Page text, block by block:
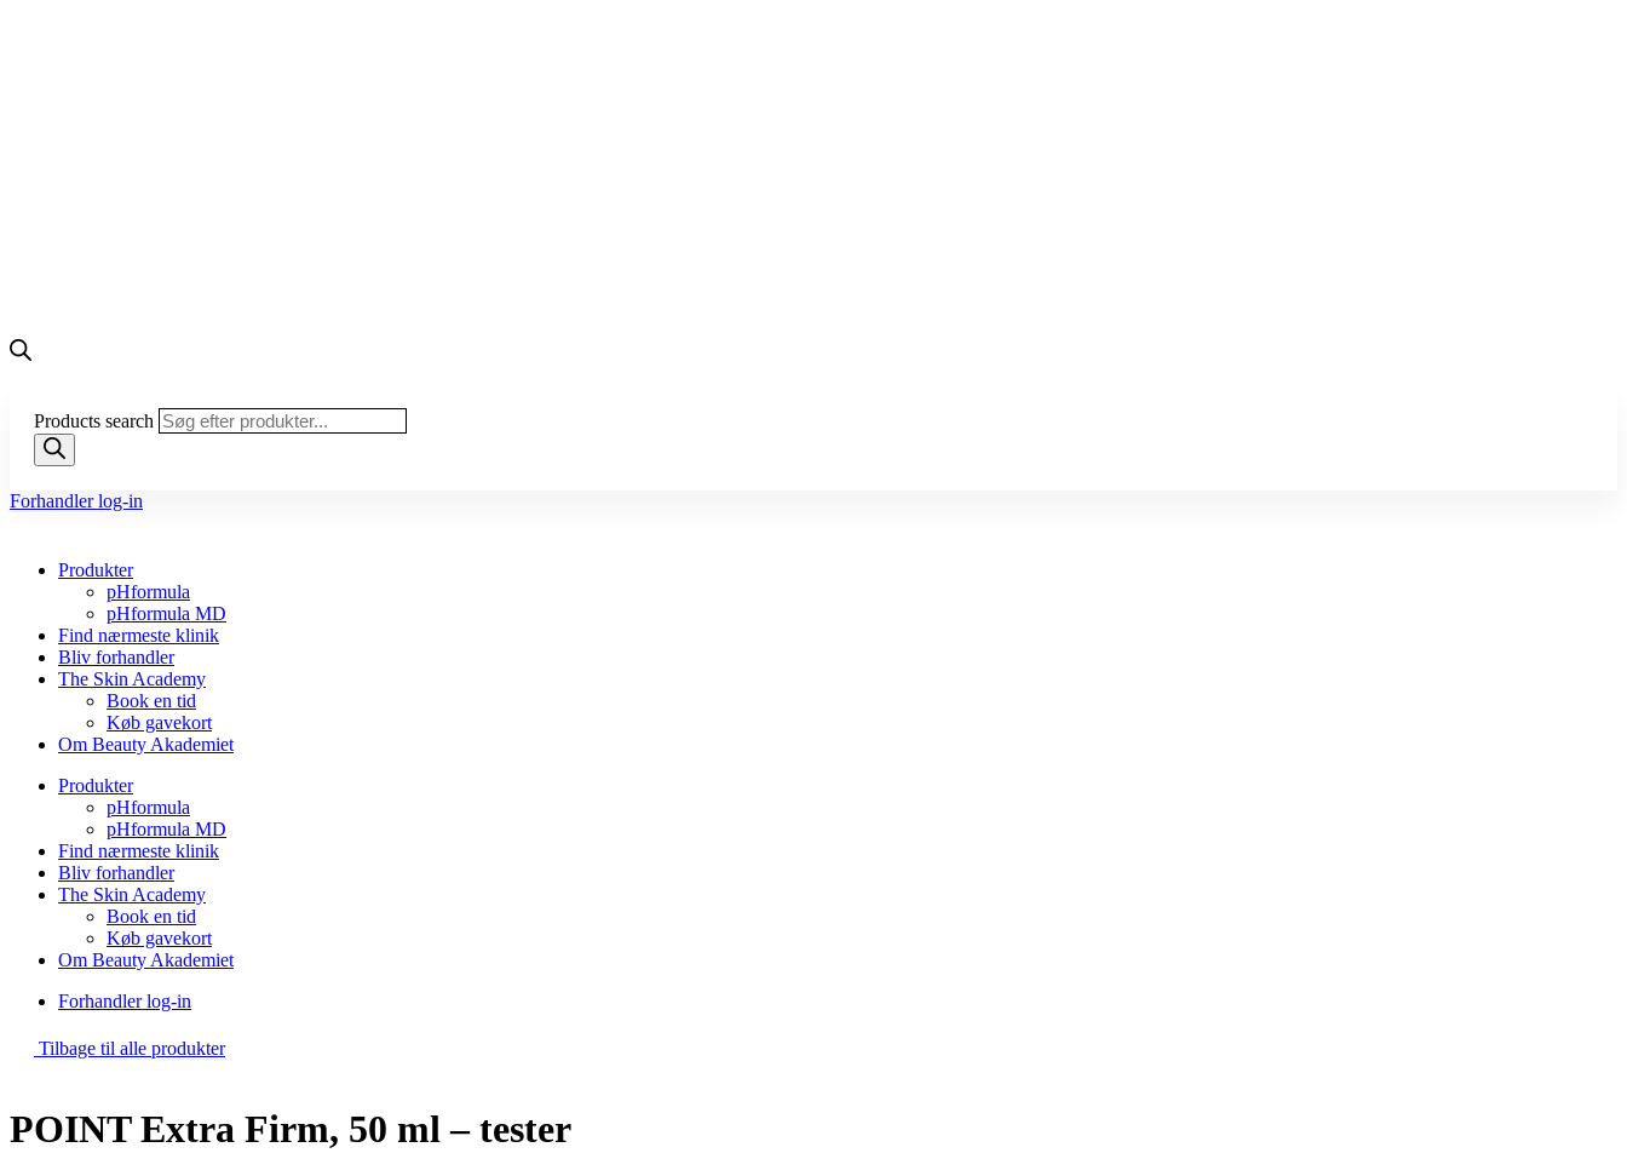
Products search
Forhandler log-in
Produkter
pHformula
pHformula MD
Find nærmeste klinik
Bliv forhandler
The Skin Academy
Book en tid
Køb gavekort
Om Beauty Akademiet
Produkter
pHformula
pHformula MD
Find nærmeste klinik
Bliv forhandler
The Skin Academy
Book en tid
Køb gavekort
Om Beauty Akademiet
Forhandler log-in
Tilbage til alle produkter
POINT Extra Firm, 50 ml – tester